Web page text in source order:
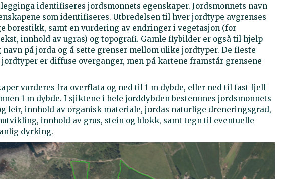
identifiseres jordsmonnets egenskaper. Jordsmonnets navn
som identifiseres. Utbredelsen til hver jordtype avgrenses
borestikk, samt en vurdering av endringer i vegetasjon (for
innhold av ugras) og topografi. Gamle flybilder er også til hjelp
på jorda og å sette grenser mellom ulike jordtyper. De fleste
er diffuse overganger, men på kartene framstår grensene
vurderes fra overflata og ned til 1 m dybde, eller ned til fast fjell
1 m dybde. I sjiktene i hele jorddybden bestemmes jordsmonnets
leir, innhold av organisk materiale, jordas naturlige dreneringsgrad,
innhold av grus, stein og blokk, samt tegn til eventuelle
dyrking.